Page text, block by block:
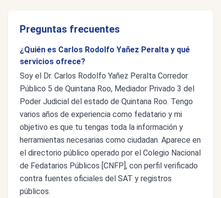
Preguntas frecuentes
¿Quién es Carlos Rodolfo Yañez Peralta y qué
servicios ofrece?
Soy el Dr. Carlos Rodolfo Yañez Peralta Corredor
Público 5 de Quintana Roo, Mediador Privado 3 del
Poder Judicial del estado de Quintana Roo. Tengo
varios años de experiencia como fedatario y mi
objetivo es que tu tengas toda la información y
herramientas necesarias como ciudadan. Aparece en
el directorio público operado por el Colegio Nacional
de Fedatarios Públicos [CNFP], con perfil verificado
contra fuentes oficiales del SAT y registros
públicos.